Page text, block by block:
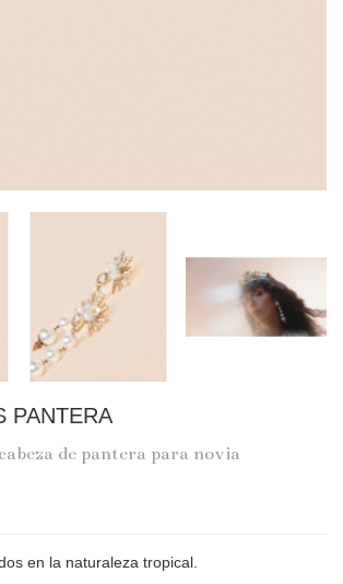
PANTERA
de pantera para novia
en la naturaleza tropical.